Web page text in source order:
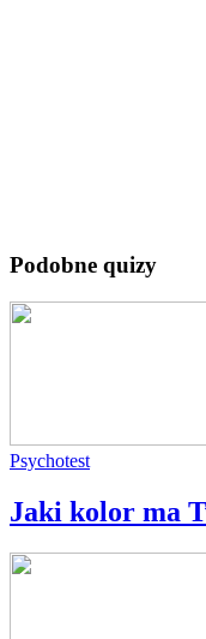
Podobne quizy
Psychotest
Jaki kolor ma